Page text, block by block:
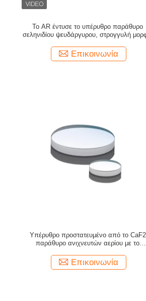
Το AR έντυσε το υπέρυθρο παράθυρο
σεληνιδίου ψευδάργυρου, στρογγυλή
εικόνων, FLIR, και τα ιατρικά συστήματα
Επικοινωνία
Υπέρυθρο προστατευμένο από το CaF2
παράθυρο ανιχνευτών αερίου με το
Επικοινωνία